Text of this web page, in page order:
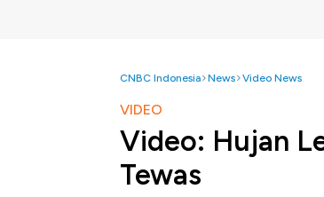
CNBC Indonesia News Video News
VIDEO
Video: Hujan
Tewas